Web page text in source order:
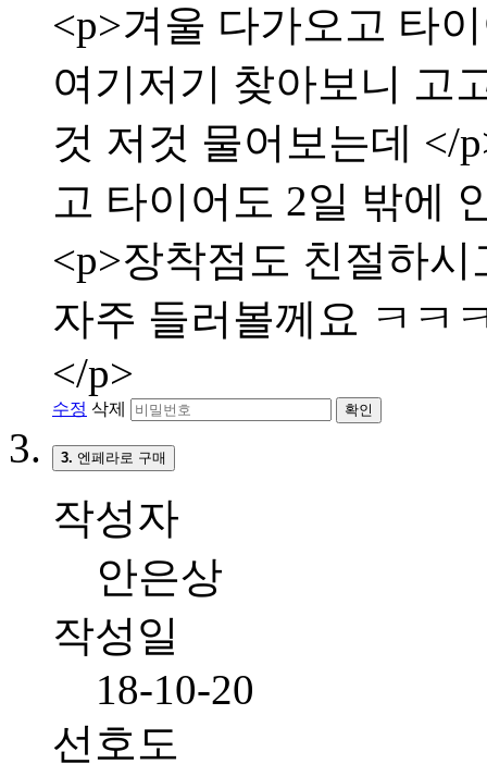
<p>겨울 다가오고 타
여기저기 찾아보니 고
것 저것 물어보는데 </
고 타이어도 2일 밖에
<p>장착점도 친절하
자주 들러볼께요 ㅋㅋ
</p>
수정 삭제 확인
3. 엔페라로 구매
작성자
안은상
작성일
18-10-20
선호도